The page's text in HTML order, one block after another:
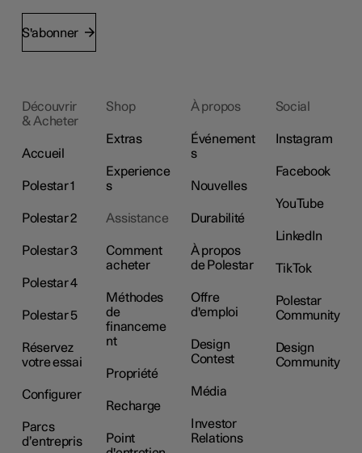
S'abonner
Découvrir
& Acheter
Accueil
Polestar 1
Polestar 2
Polestar 3
Polestar 4
Polestar 5
Réservez
votre essai
Configurer
Parcs
d’entrepris
Shop
Extras
Experience
s
Assistance
Comment
acheter
Méthodes
de
financeme
nt
Propriété
Recharge
Point
À propos
Événement
s
Nouvelles
Durabilité
À propos
de Polestar
Offre
d'emploi
Design
Contest
Média
Investor
Relations
Social
Instagram
Facebook
YouTube
LinkedIn
TikTok
Polestar
Community
Design
Community